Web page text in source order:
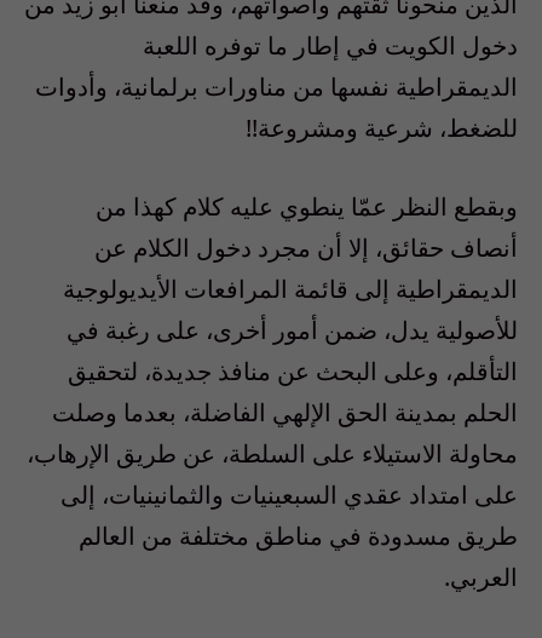
دخول الكويت في إطار ما توفره اللعبة
الديمقراطية نفسها من مناورات برلمانية، وأدوات
للضغط، شرعية ومشروعة!!
وبقطع النظر عمّا ينطوي عليه كلام كهذا من
أنصاف حقائق، إلا أن مجرد دخول الكلام عن
الديمقراطية إلى قائمة المرافعات الأيديولوجية
للأصولية يدل، ضمن أمور أخرى، على رغبة في
التأقلم، وعلى البحث عن منافذ جديدة، لتحقيق
الحلم بمدينة الحق الإلهي الفاضلة، بعدما وصلت
محاولة الاستيلاء على السلطة، عن طريق الإرهاب،
على امتداد عقدي السبعينيات والثمانينيات، إلى
طريق مسدودة في مناطق مختلفة من العالم
العربي.